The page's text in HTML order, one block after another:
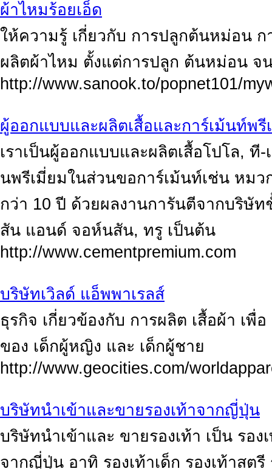
ผ้าไหมร้อยเอ็ด
ให้ความรู้ เกี่ยวกับ การปลูกต้นหม่อน ก
ผลิตผ้าไหม ตั้งแต่การปลูก ต้นหม่อน จ
http://www.sanook.to/popnet101/
ผู้ออกแบบและผลิตเสื้อและการ์เม้นท์พรี
เราเป็นผู้ออกแบบและผลิตเสื้อโปโล,
นพรีเมี่ยมในส่วนขอการ์เม้นท์เช่น หม
กว่า 10 ปี ด้วยผลงานการันตีจากบริษั
สัน แอนด์ จอห์นสัน, ทรู เป็นต้น
http://www.cementpremium.com
บริษัทเวิลด์ แอ็พพาเรลส์
ธุรกิจ เกี่ยวข้องกับ การผลิต เสื้อผ้า เพื่
ของ เด็กผู้หญิง และ เด็กผู้ชาย
http://www.geocities.com/
บริษัทนำเข้าและขายรองเท้าจากญี่ปุ่น
บริษัทนำเข้าและ ขายรองเท้า เป็น รอ
จากญี่ปุ่น อาทิ รองเท้าเด็ก รองเท้าสตรี